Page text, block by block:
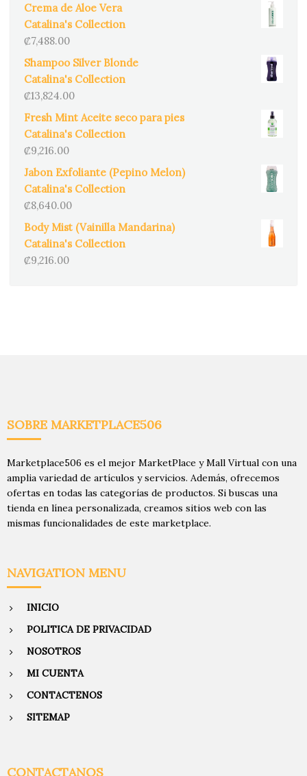
Crema de Aloe Vera
Catalina's Collection
₡7,488.00
Shampoo Silver Blonde
Catalina's Collection
₡13,824.00
Fresh Mint Aceite seco para pies
Catalina's Collection
₡9,216.00
Jabon Exfoliante (Pepino Melon)
Catalina's Collection
₡8,640.00
Body Mist (Vainilla Mandarina)
Catalina's Collection
₡9,216.00
SOBRE MARKETPLACE506
Marketplace506 es el mejor MarketPlace y Mall Virtual con una
amplia variedad de artículos y servicios. Además, ofrecemos
ofertas en todas las categorías de productos. Si buscas una
tienda en línea personalizada, creamos sitios web con las
mismas funcionalidades de este marketplace.
NAVIGATION MENU
INICIO
POLITICA DE PRIVACIDAD
NOSOTROS
MI CUENTA
CONTACTENOS
SITEMAP
CONTACTANOS